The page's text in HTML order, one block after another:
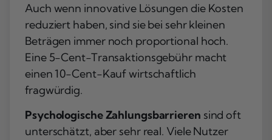
Auch wenn innovative Lösungen die Kosten
reduziert haben, sind sie bei sehr kleinen
Beträgen immer noch proportional hoch.
Eine 5-Cent-Transaktionsgebühr macht
einen 10-Cent-Kauf wirtschaftlich
fragwürdig.
Psychologische Zahlungsbarrieren sind oft
unterschätzt, aber sehr real. Viele Nutzer